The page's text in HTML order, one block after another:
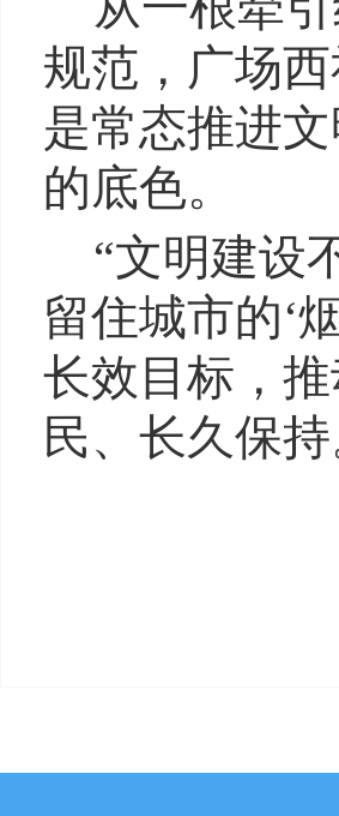
规范，广场
是常态推进
的底色。
“文明建设
留住城市的‘
长效目标，
民、长久保